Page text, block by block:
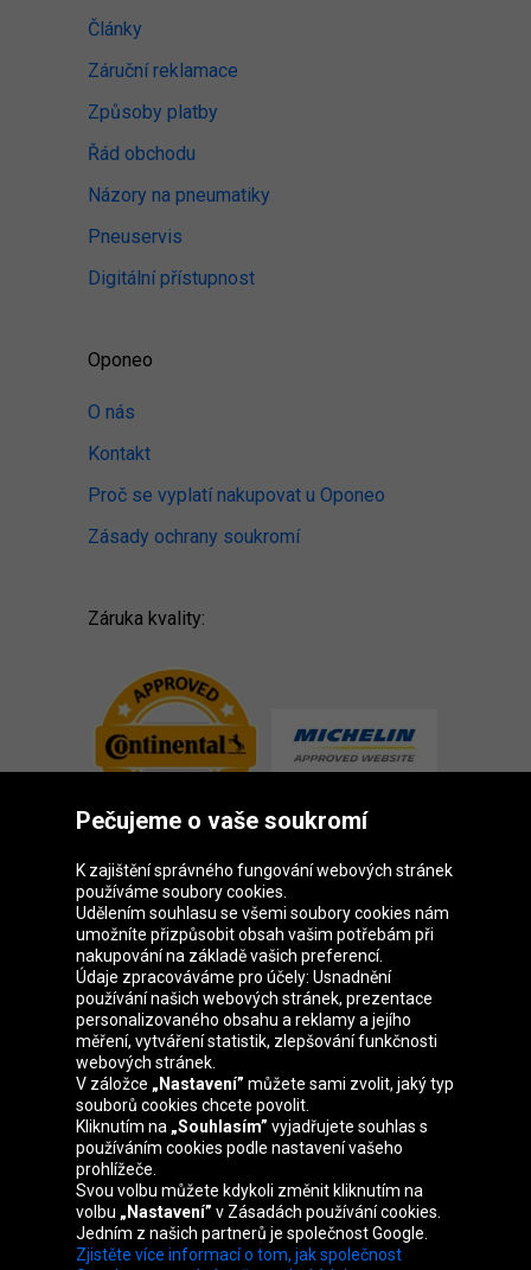
Články
Záruční reklamace
Způsoby platby
Řád obchodu
Názory na pneumatiky
Pneuservis
Digitální přístupnost
Oponeo
O nás
Kontakt
Proč se vyplatí nakupovat u Oponeo
Zásady ochrany soukromí
Záruka kvality:
Skupina Oponeo
Belgique Deutschland Éire España
France Italia Magyarország Nederland
Österreich Polska
Slovenská
republika
United
Kingdom
Pečujeme o vaše soukromí
K zajištění správného fungování webových stránek
používáme soubory cookies.
Udělením souhlasu se všemi soubory cookies nám
umožníte přizpůsobit obsah vašim potřebám při
nakupování na základě vašich preferencí.
Údaje zpracováváme pro účely: Usnadnění
používání našich webových stránek, prezentace
personalizovaného obsahu a reklamy a jejího
měření, vytváření statistik, zlepšování funkčnosti
webových stránek.
V záložce „Nastavení” můžete sami zvolit, jaký typ
souborů cookies chcete povolit.
Kliknutím na „Souhlasím” vyjadřujete souhlas s
používáním cookies podle nastavení vašeho
prohlížeče.
Svou volbu můžete kdykoli změnit kliknutím na
volbu „Nastavení” v Zásadách používání cookies.
Jedním z našich partnerů je společnost Google.
Zjistěte více informací o tom, jak společnost